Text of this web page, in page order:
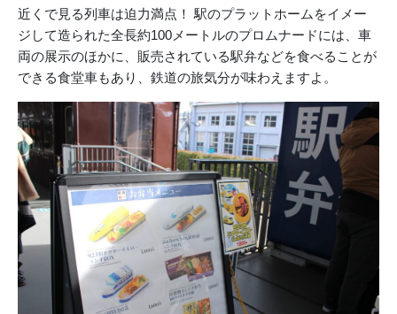
近くで見る列車は迫力満点！ 駅のプラットホームをイメー
ジして造られた全長約100メートルのプロムナードには、車
両の展示のほかに、販売されている駅弁などを食べることが
できる食堂車もあり、鉄道の旅気分が味わえますよ。